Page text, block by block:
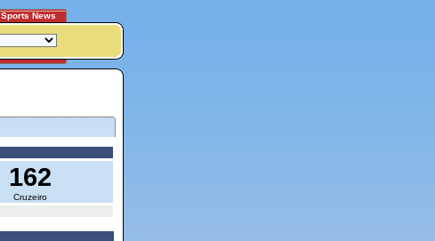
Sports News
162
Cruzeiro